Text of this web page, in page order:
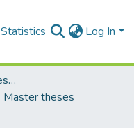
Statistics Log In
Faculty of Natural Sciences and Life
Master theses